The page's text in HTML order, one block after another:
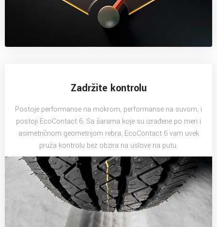
Zadržite kontrolu
Postoje performanse na mokrom, performanse na suvom, i
postoji EcoContact 6. Sa šarama koje su izrađene po meri i
asimetričnom geometrijom rebra, EcoContact 6 vam uvek
pruža kontrolu bez obzira na uslove na putu.